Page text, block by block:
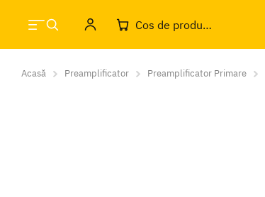
Cos de produse
Acasă Preamplificator Preamplificator Primare